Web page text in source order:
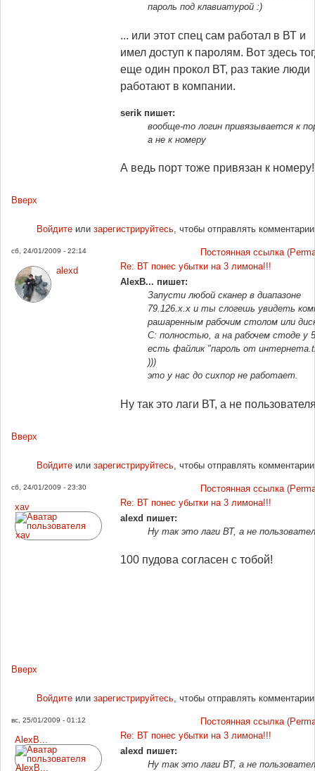
пароль под клавиатурой :)
... или этот спец сам работал в ВТ и
имел доступ к паролям. Вот здесь
еще один прокол ВТ, раз такие люди
работают в компании.
serik пишет:
вообще-то логин привязывается к
а не к номеру
А ведь порт тоже привязан к номеру!
Вверх
Войдитеили зарегистрируйтесь, чтобы отправлять комментарии
сб, 24/01/2009 - 22:14
Постоянная ссылка
alexd
Re: ВТ понес убытки на 3 лимона!!!
AlexB... пишет:
Запусти любой сканер в диапазоне
79.126.х.х и ты слогешь увидеть
рашаренным рабочим столом или
С: полностью, а на рабочем стоде у
есть файлик "пароль от
)))
это у нас до сихпор не работает.
Ну так это лаги ВТ, а не
Вверх
Войдитеили зарегистрируйтесь, чтобы отправлять комментарии
сб, 24/01/2009 - 23:30
Постоянная ссылка
xav
Re: ВТ понес убытки на 3 лимона!!!
alexd пишет:
Ну так это лаги ВТ, а не
100 пудова согласен с тобой!
Вверх
Войдитеили зарегистрируйтесь, чтобы отправлять комментарии
вс, 25/01/2009 - 01:12
Постоянная ссылка
AlexB...
Re: ВТ понес убытки на 3 лимона!!!
alexd пишет:
Ну так это лаги ВТ, а не